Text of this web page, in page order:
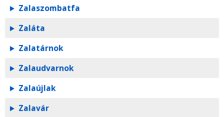
Zalaszombatfa
Zaláta
Zalatárnok
Zalaudvarnok
Zalaújlak
Zalavár